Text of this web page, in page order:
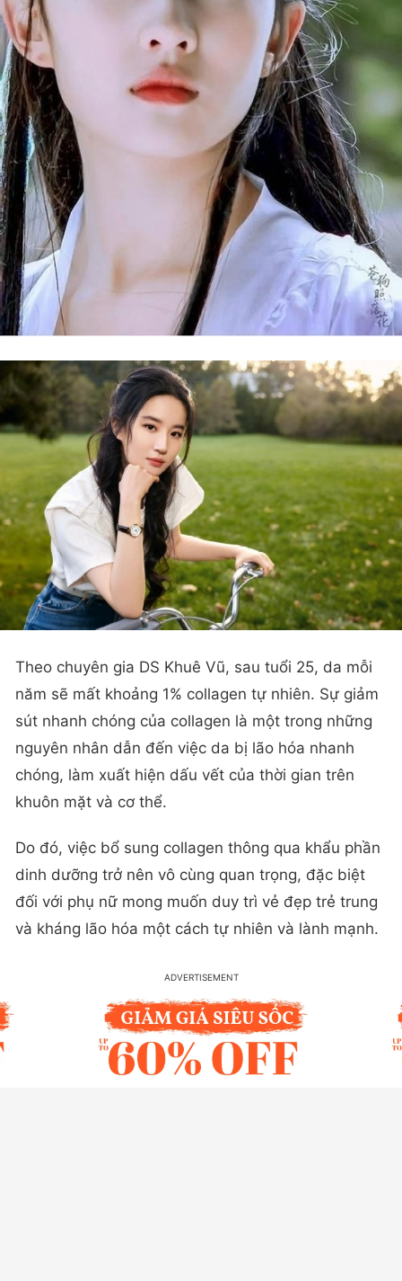
Theo chuyên gia DS Khuê Vũ, sau tuổi 25, da mỗi
năm sẽ mất khoảng 1% collagen tự nhiên. Sự giảm
sút nhanh chóng của collagen là một trong những
nguyên nhân dẫn đến việc da bị lão hóa nhanh
chóng, làm xuất hiện dấu vết của thời gian trên
khuôn mặt và cơ thể.
Do đó, việc bổ sung collagen thông qua khẩu phần
dinh dưỡng trở nên vô cùng quan trọng, đặc biệt
đối với phụ nữ mong muốn duy trì vẻ đẹp trẻ trung
và kháng lão hóa một cách tự nhiên và lành mạnh.